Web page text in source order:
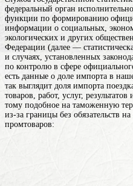
федеральный орган
функции по формированию
информации о социальных,
экологических и других
Федерации (далее —
и случаях, установленных
по контролю в сфере
есть данные о доле импорта в
так выглядит доля импорта
товаров, работ, услуг,
тому подобное на таможенную
из-за границы без обязательств
промтоваров: